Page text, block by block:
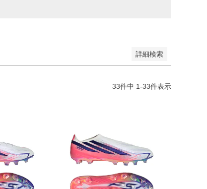
ーFC
詳細検索
33件中 1-33件表示